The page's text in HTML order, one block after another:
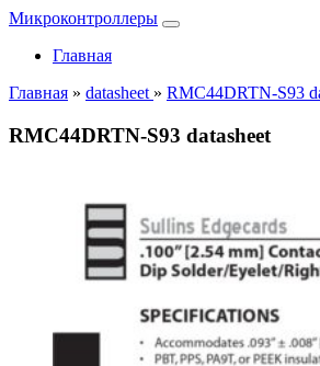
Микроконтроллеры
Главная
Главная » datasheet » RMC44DRTN-S93
RMC44DRTN-S93 datasheet